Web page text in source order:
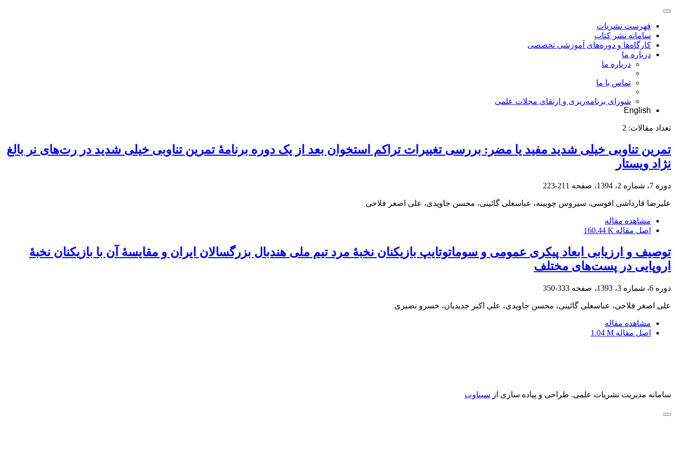
فهرست نشریات
سامانه نشر کتاب
کارگاه‌ها و دوره‌های آموزشی تخصصی
درباره ما
درباره ما
تماس با ما
شورای برنامه‌ریزی و ارتقای مجلات علمی
English
تعداد مقالات: 2
تمرین تناوبی خیلی شدید مفید یا مضر: بررسی تغییرات تراکم استخوان بعد از یک دوره برنامۀ تمرین تناوبی خیلی شدید در ‌رت‌های نر بالغ
نژاد ویستار
دوره 7، شماره 2، 1394، صفحه 211-223
علیرضا قارداشی افوسی، سیروس چوبینه، عباسعلی گائینی، محسن جاویدی، علی اصغر فلاحی
مشاهده مقاله
اصل مقاله 160.44 K
توصیف و ارزیابی ابعاد پیکری عمومی و سوماتوتایپ بازیکنان نخبۀ مرد تیم ملی هندبال بزرگسالان ایران و مقایسۀ آن با بازیکنان نخبۀ
اروپایی در پست‌های مختلف
دوره 6، شماره 3، 1393، صفحه 333-350
علی اصغر فلاحی، عباسعلی گائینی، محسن جاویدی، علی اکبر جدیدیان، خسرو نصیری
مشاهده مقاله
اصل مقاله 1.04 M
سامانه مدیریت نشریات علمی. طراحی و پیاده سازی از سیناوب